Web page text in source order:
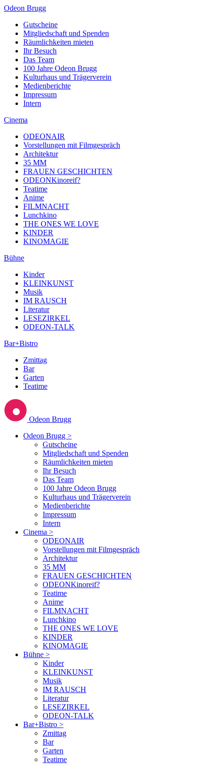
Odeon Brugg
Gutscheine
Mitgliedschaft und Spenden
Räumlichkeiten mieten
Ihr Besuch
Das Team
100 Jahre Odeon Brugg
Kulturhaus und Trägerverein
Medienberichte
Impressum
Intern
Cinema
ODEONAIR
Vorstellungen mit Filmgespräch
Architektur
35 MM
FRAUEN GESCHICHTEN
ODEONKinoreif?
Teatime
Anime
FILMNACHT
Lunchkino
THE ONES WE LOVE
KINDER
KINOMAGIE
Bühne
Kinder
KLEINKUNST
Musik
IM RAUSCH
Literatur
LESEZIRKEL
ODEON-TALK
Bar+Bistro
Zmittag
Bar
Garten
Teatime
Odeon Brugg
Odeon Brugg >
Gutscheine
Mitgliedschaft und Spenden
Räumlichkeiten mieten
Ihr Besuch
Das Team
100 Jahre Odeon Brugg
Kulturhaus und Trägerverein
Medienberichte
Impressum
Intern
Cinema >
ODEONAIR
Vorstellungen mit Filmgespräch
Architektur
35 MM
FRAUEN GESCHICHTEN
ODEONKinoreif?
Teatime
Anime
FILMNACHT
Lunchkino
THE ONES WE LOVE
KINDER
KINOMAGIE
Bühne >
Kinder
KLEINKUNST
Musik
IM RAUSCH
Literatur
LESEZIRKEL
ODEON-TALK
Bar+Bistro >
Zmittag
Bar
Garten
Teatime